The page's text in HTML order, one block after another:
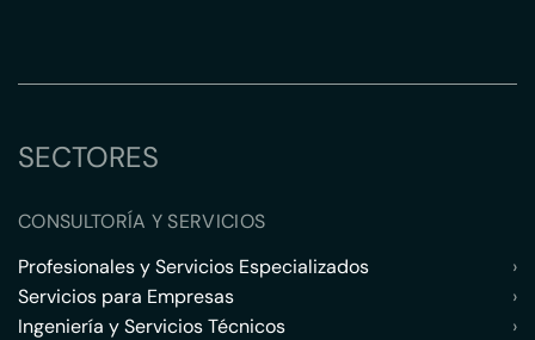
SECTORES
CONSULTORÍA Y SERVICIOS
Profesionales y Servicios Especializados
›
Servicios para Empresas
›
Ingeniería y Servicios Técnicos
›